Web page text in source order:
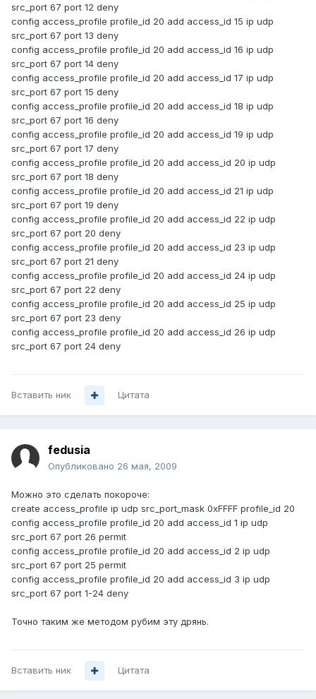
src_port 67 port 12 deny
config access_profile profile_id 20 add access_id 15 ip udp
src_port 67 port 13 deny
config access_profile profile_id 20 add access_id 16 ip udp
src_port 67 port 14 deny
config access_profile profile_id 20 add access_id 17 ip udp
src_port 67 port 15 deny
config access_profile profile_id 20 add access_id 18 ip udp
src_port 67 port 16 deny
config access_profile profile_id 20 add access_id 19 ip udp
src_port 67 port 17 deny
config access_profile profile_id 20 add access_id 20 ip udp
src_port 67 port 18 deny
config access_profile profile_id 20 add access_id 21 ip udp
src_port 67 port 19 deny
config access_profile profile_id 20 add access_id 22 ip udp
src_port 67 port 20 deny
config access_profile profile_id 20 add access_id 23 ip udp
src_port 67 port 21 deny
config access_profile profile_id 20 add access_id 24 ip udp
src_port 67 port 22 deny
config access_profile profile_id 20 add access_id 25 ip udp
src_port 67 port 23 deny
config access_profile profile_id 20 add access_id 26 ip udp
src_port 67 port 24 deny
Вставить ник Цитата
fedusia
Опубликовано 26 мая, 2009
Можно это сделать покороче:
create access_profile ip udp src_port_mask 0xFFFF profile_id 20
config access_profile profile_id 20 add access_id 1 ip udp
src_port 67 port 26 permit
config access_profile profile_id 20 add access_id 2 ip udp
src_port 67 port 25 permit
config access_profile profile_id 20 add access_id 3 ip udp
src_port 67 port 1-24 deny
Точно таким же методом рубим эту дрянь.
Вставить ник Цитата